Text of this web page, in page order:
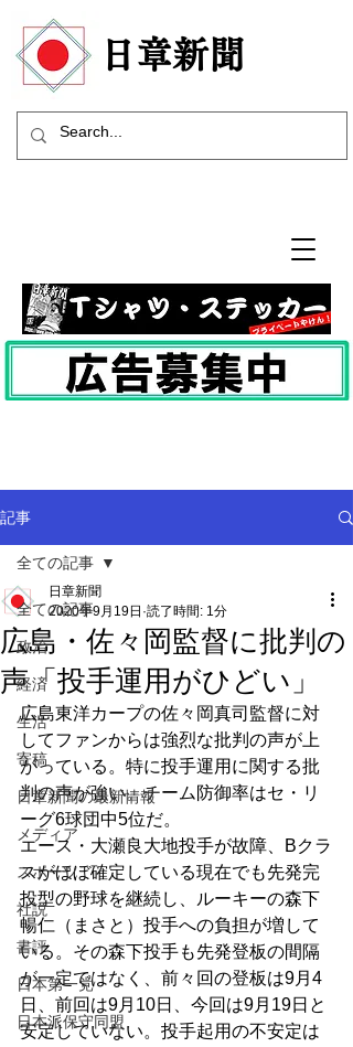
​日章新聞
記事
全ての記事
政治
経済
生活
寄稿
日章新聞の最新情報
メディア
スポーツ
社説
書評
日本第一党
日本派保守同盟
全ての記事
広島・佐々岡監督に批判の
声「投手運用がひどい」
日章新聞
2020年9月19日 読了時間: 1分
広島東洋カープの佐々岡真司監督に対
してファンからは強烈な批判の声が上
がっている。特に投手運用に関する批
判の声が強い。チーム防御率はセ・リ
ーグ6球団中5位だ。
エース・大瀬良大地投手が故障、Bクラ
スがほぼ確定している現在でも先発完
投型の野球を継続し、ルーキーの森下
暢仁（まさと）投手への負担が増して
いる。その森下投手も先発登板の間隔
が一定ではなく、前々回の登板は9月4
日、前回は9月10日、今回は9月19日と
安定していない。投手起用の不安定は